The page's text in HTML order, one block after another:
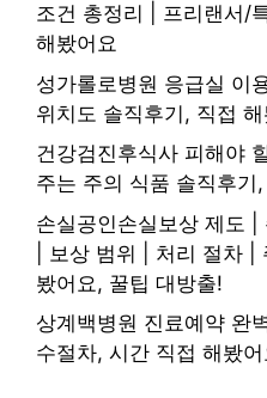
조건 총정리 | 프리랜서/
해봤어요
성가롤로병원 응급실 이
위치도 솔직후기, 직접 해
건강검진후식사 피해야
주는 주의 식품 솔직후기
손실공인손실보상 제도
| 보상 범위 | 처리 절차
봤어요, 꿀팁 대방출!
상계백병원 진료예약 완
수절차, 시간 직접 해봤어